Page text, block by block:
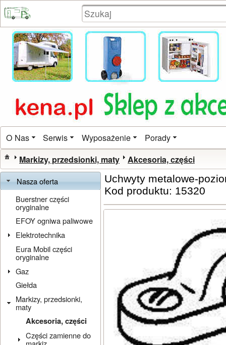
O Nas Serwis Wyposażenie Porady
Markizy, przedsionki, maty Akcesoria, części
Nasza oferta
Buerstner części
oryginalne
EFOY ogniwa paliwowe
Elektrotechnika
Eura Mobil części
oryginalne
Gaz
Giełda
Markizy, przedsionki,
maty
Akcesoria, części
Części zamienne do
Uchwyty metalowe-
Kod produktu: 15320